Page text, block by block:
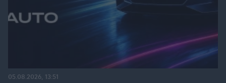
05.08.2026, 13:51